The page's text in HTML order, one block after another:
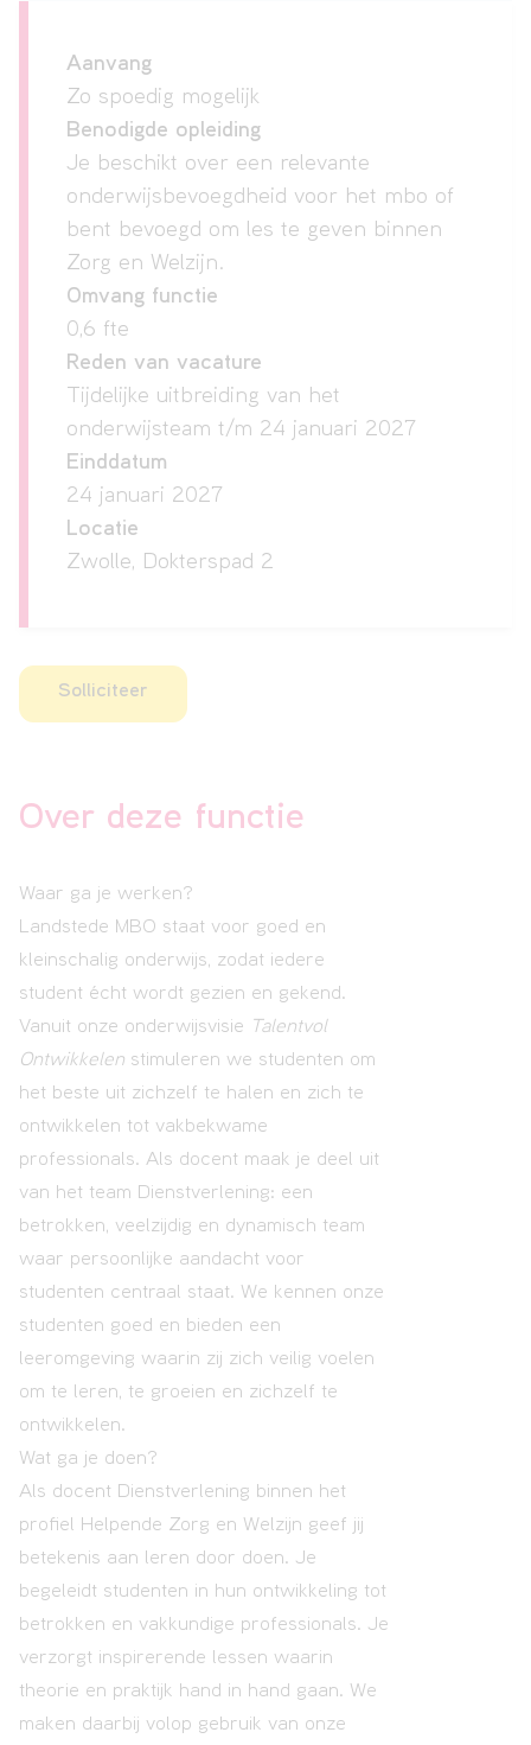
VAVO
Over
Contact
Aanvang
Zo spoedig mogelijk
Benodigde opleiding
Je beschikt over een relevante
onderwijsbevoegdheid voor het mbo of
bent bevoegd om les te geven binnen
Zorg en Welzijn.
Omvang functie
0,6 fte
Reden van vacature
Tijdelijke uitbreiding van het
onderwijsteam t/m 24 januari 2027
Einddatum
24 januari 2027
Locatie
Zwolle, Dokterspad 2
Solliciteer
Over deze functie
Waar ga je werken?
Landstede MBO staat voor goed en
kleinschalig onderwijs, zodat iedere
student écht wordt gezien en gekend.
Vanuit onze onderwijsvisie
Talentvol
Ontwikkelen stimuleren we studenten om
het beste uit zichzelf te halen en zich te
ontwikkelen tot vakbekwame
professionals. Als docent maak je deel uit
van het team Dienstverlening: een
betrokken, veelzijdig en dynamisch team
waar persoonlijke aandacht voor
studenten centraal staat. We kennen onze
studenten goed en bieden een
leeromgeving waarin zij zich veilig voelen
om te leren, te groeien en zichzelf te
ontwikkelen.
Wat ga je doen?
Als docent Dienstverlening binnen het
profiel Helpende Zorg en Welzijn geef jij
betekenis aan leren door doen. Je
begeleidt studenten in hun ontwikkeling tot
betrokken en vakkundige professionals. Je
verzorgt inspirerende lessen waarin
theorie en praktijk hand in hand gaan. We
maken daarbij volop gebruik van onze